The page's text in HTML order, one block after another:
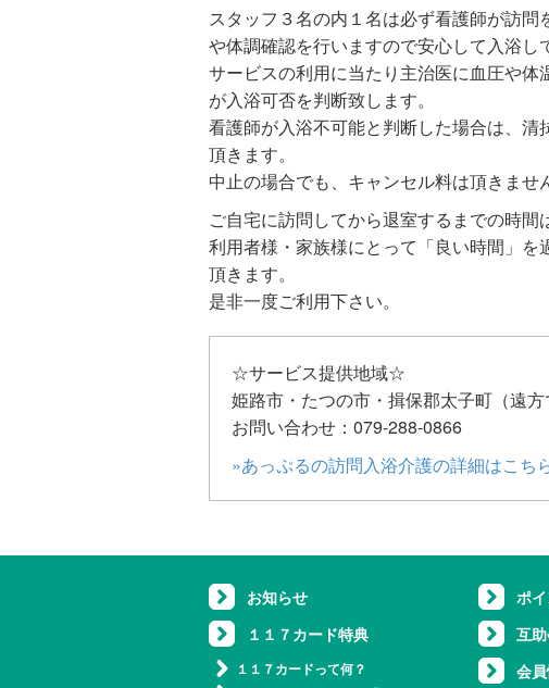
スタッフ３名の内１名は必ず看護師が訪問
や体調確認を行いますので安心して入浴
サービスの利用に当たり主治医に血圧や
が入浴可否を判断致します。
看護師が入浴不可能と判断した場合は、
頂きます。
中止の場合でも、キャンセル料は頂きませ
ご自宅に訪問してから退室するまでの時間
利用者様・家族様にとって「良い時間」
頂きます。
是非一度ご利用下さい。
☆サービス提供地域☆
姫路市・たつの市・揖保郡太子町（遠方
お問い合わせ：079-288-0866
»あっぷるの訪問入浴介護の詳細はこち
お知らせ
１１７カード特典
１１７カードって何？
ポ
互
会